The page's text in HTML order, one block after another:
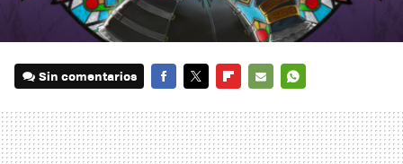
Sin comentarios
MAIL